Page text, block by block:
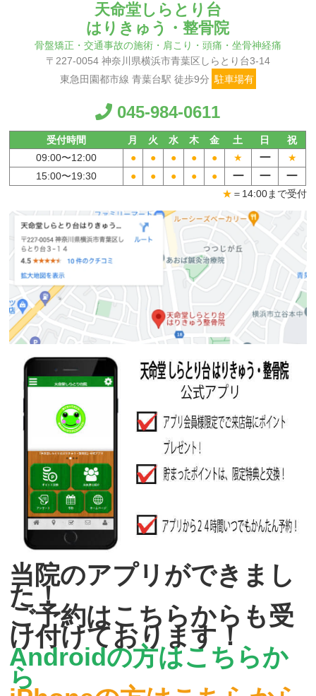
天命堂しらとり台
はりきゅう・整骨院
骨盤矯正・交通事故の施術・肩こり・頭痛・坐骨神経痛
〒227-0054 神奈川県横浜市青葉区しらとり台3-14
東急田園都市線 青葉台駅 徒歩9分 駐車場有
045-984-0611
受付時間 月 火 水 木 金 土 日
祝
09:00〜12:00 ● ● ● ● ● ★ ー
★
15:00〜19:30 ● ● ● ● ● ー ー ー
★ ＝14:00まで受付
当院のアプリができまし
た！
ご予約はこちらからも受
け付けております！
Androidの方はこちらか
ら